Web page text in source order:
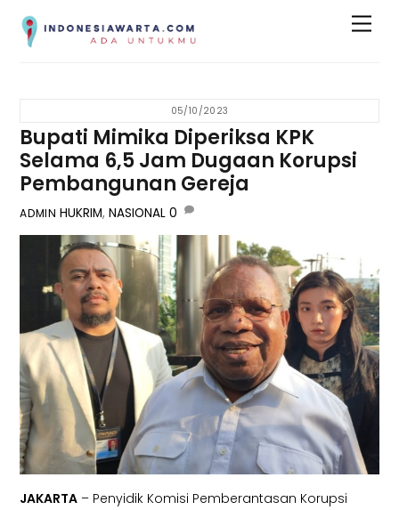
05/10/2023
Bupati Mimika Diperiksa KPK
Selama 6,5 Jam Dugaan Korupsi
Pembangunan Gereja
ADMIN HUKRIM,NASIONAL 0
JAKARTA – Penyidik Komisi Pemberantasan Korupsi